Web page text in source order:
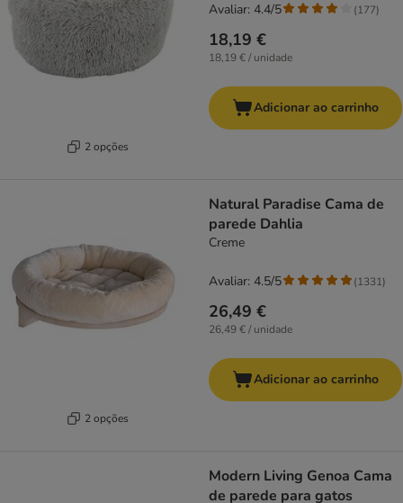
2 opções
18,19 €
18,19 € / unidade
Avaliar: 4.4/5 (177)
Adicionar ao carrinho
2 opções
Natural Paradise Cama de
parede Dahlia
Creme
26,49 €
26,49 € / unidade
Avaliar: 4.5/5 (1331)
Adicionar ao carrinho
Modern Living Genoa Cama
de parede para gatos